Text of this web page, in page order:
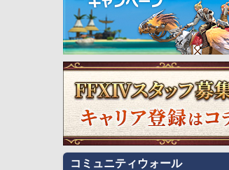
コミュニティウォール